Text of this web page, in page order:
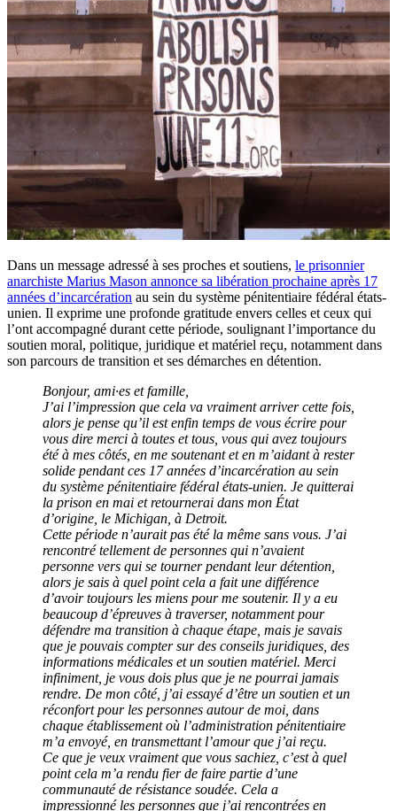
Dans un message adressé à ses proches et soutiens, le prisonnier
anarchiste Marius Mason annonce sa libération prochaine après 17
années d’incarcération au sein du système pénitentiaire fédéral états-
unien. Il exprime une profonde gratitude envers celles et ceux qui
l’ont accompagné durant cette période, soulignant l’importance du
soutien moral, politique, juridique et matériel reçu, notamment dans
son parcours de transition et ses démarches en détention.
Bonjour, ami·es et famille,
J’ai l’impression que cela va vraiment arriver cette fois,
alors je pense qu’il est enfin temps de vous écrire pour
vous dire merci à toutes et tous, vous qui avez toujours
été à mes côtés, en me soutenant et en m’aidant à rester
solide pendant ces 17 années d’incarcération au sein
du système pénitentiaire fédéral états-unien. Je quitterai
la prison en mai et retournerai dans mon État
d’origine, le Michigan, à Detroit.
Cette période n’aurait pas été la même sans vous. J’ai
rencontré tellement de personnes qui n’avaient
personne vers qui se tourner pendant leur détention,
alors je sais à quel point cela a fait une différence
d’avoir toujours les miens pour me soutenir. Il y a eu
beaucoup d’épreuves à traverser, notamment pour
défendre ma transition à chaque étape, mais je savais
que je pouvais compter sur des conseils juridiques, des
informations médicales et un soutien matériel. Merci
infiniment, je vous dois plus que je ne pourrai jamais
rendre. De mon côté, j’ai essayé d’être un soutien et un
réconfort pour les personnes autour de moi, dans
chaque établissement où l’administration pénitentiaire
m’a envoyé, en transmettant l’amour que j’ai reçu.
Ce que je veux vraiment que vous sachiez, c’est à quel
point cela m’a rendu fier de faire partie d’une
communauté de résistance soudée. Cela a
impressionné les personnes que j’ai rencontrées en